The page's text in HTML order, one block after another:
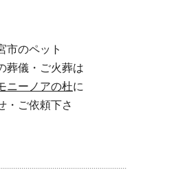
市のペット
葬儀・ご火葬は
ニーノアの杜に
・ご依頼下さ